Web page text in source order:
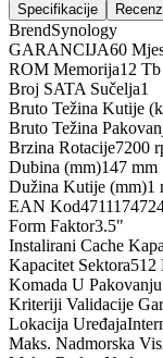
Specifikacije
BrendSynology
GARANCIJA60
ROM Memorija12 Tb
Broj SATA Sučelja1
Bruto Težina Kutije
Bruto Težina
Brzina Rotacije7200
Dubina (mm)147 mm
Dužina Kutije (mm)1
EAN Kod
Form Faktor3.5"
Instalirani Cache
Kapacitet Sektora512
Komada U Pakovanju
Kriteriji Validacije
Lokacija Uređaja
Maks. Nadmorska